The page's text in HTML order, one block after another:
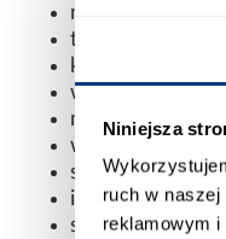
Niniejsza
ruch w
reklamowym
materac w
tapicerowanie:
kolor:
wybarwienie:
materiał
wykończenie:
schowek na
ilość
styl: